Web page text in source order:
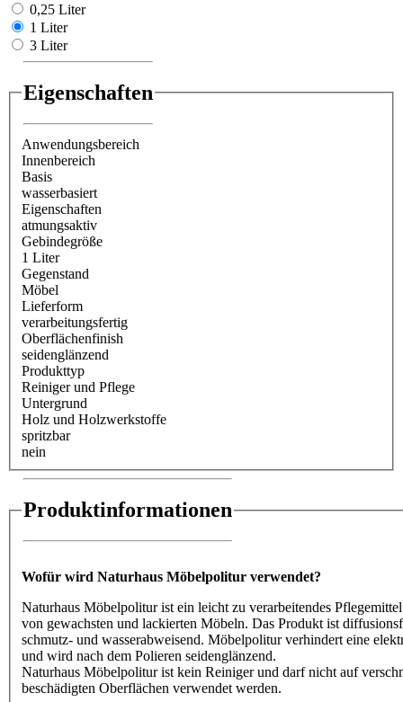
0,25 Liter
1 Liter
3 Liter
Eigenschaften
Anwendungsbereich
Innenbereich
Basis
wasserbasiert
Eigenschaften
atmungsaktiv
Gebindegröße
1 Liter
Gegenstand
Möbel
Lieferform
verarbeitungsfertig
Oberflächenfinish
seidenglänzend
Produkttyp
Reiniger und Pflege
Untergrund
Holz und Holzwerkstoffe
spritzbar
nein
Produktinformationen
Wofür wird Naturhaus Möbelpolitur verwendet?
Naturhaus Möbelpolitur ist ein leicht zu verarbeitendes
von gewachsten und lackierten Möbeln. Das Produkt ist
schmutz- und wasserabweisend. Möbelpolitur verhindert eine
und wird nach dem Polieren seidenglänzend.
Naturhaus Möbelpolitur ist kein Reiniger und darf nicht auf
beschädigten Oberflächen verwendet werden.